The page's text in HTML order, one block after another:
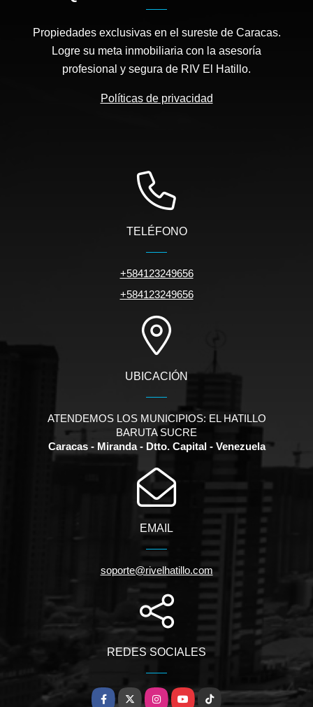
Propiedades exclusivas en el sureste de Caracas.
Logre su meta inmobiliaria con la asesoría
profesional y segura de RIV El Hatillo.
Políticas de privacidad
TELÉFONO
+584123249656
+584123249656
UBICACIÓN
ATENDEMOS LOS MUNICIPIOS: EL HATILLO
BARUTA SUCRE
Caracas - Miranda - Dtto. Capital - Venezuela
EMAIL
soporte@rivelhatillo.com
REDES SOCIALES
Facebook
X InstagramYouTubeTikTok